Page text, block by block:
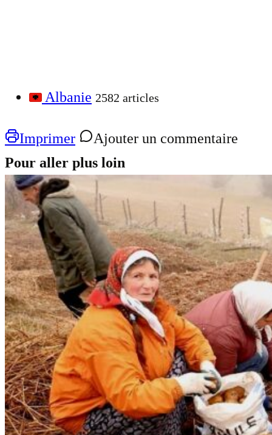
Albanie 2582 articles
Imprimer
Ajouter un commentaire
Pour aller plus loin